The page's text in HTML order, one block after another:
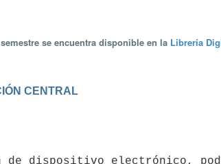
se encuentra disponible en la Librería
CENTRAL